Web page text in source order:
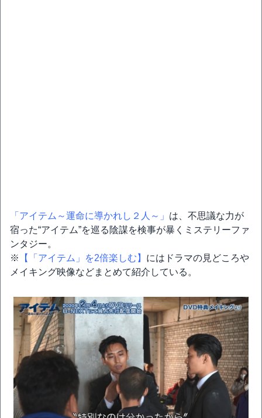
「アイテム～運命に導かれし２人～」 は、不思議な力が
宿った“アイテム”を巡る陰謀を検事が暴くミステリーファ
ンタジー。
※
【「アイテム」を2倍楽しむ】 にはドラマの見どころや
メイキング映像などまとめて紹介している。